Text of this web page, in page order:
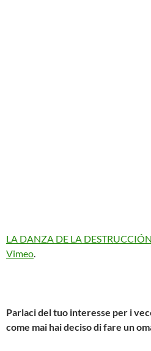
LA DANZA DE LA DESTRUCCIÓN
Vimeo.
Parlaci del tuo interesse per i
come mai hai deciso di fare un